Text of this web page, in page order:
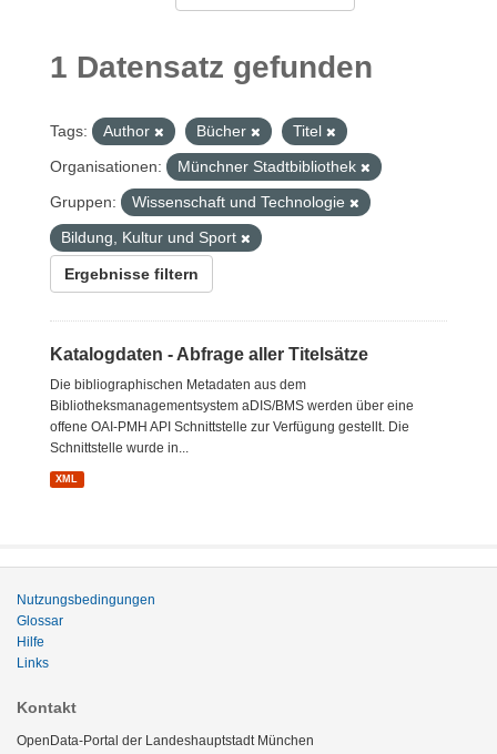
1 Datensatz gefunden
Tags: Author Bücher
Titel
Organisationen:
Münchner Stadtbibliothek
Gruppen:
Wissenschaft und Technologie
Bildung, Kultur und Sport
Ergebnisse filtern
Katalogdaten - Abfrage aller Titelsätze
Die bibliographischen Metadaten aus dem
Bibliotheksmanagementsystem aDIS/BMS werden über eine
offene OAI-PMH API Schnittstelle zur Verfügung gestellt. Die
Schnittstelle wurde in...
XML
Nutzungsbedingungen
Glossar
Hilfe
Links
Kontakt
OpenData-Portal der Landeshauptstadt München